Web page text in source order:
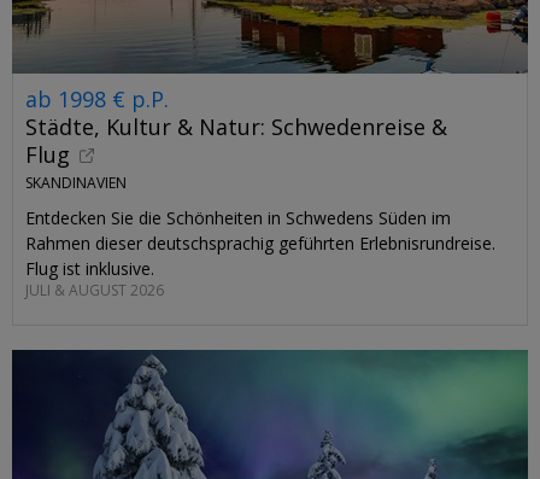
ab 1998 € p.P.
Städte, Kultur & Natur: Schwedenreise &
Flug
SKANDINAVIEN
Entdecken Sie die Schönheiten in Schwedens Süden im
Rahmen dieser deutschsprachig geführten Erlebnisrundreise.
Flug ist inklusive.
JULI & AUGUST 2026